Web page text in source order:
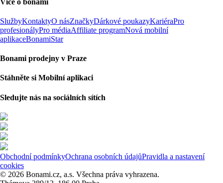
SlužbyKontaktyO násZnačkyDárkové poukazyKariéraPro
profesionályPro médiaAffiliate programNová mobilní
aplikaceBonamiStar
Bonami prodejny v Praze
Stáhněte si Mobilní aplikaci
Sledujte nás na sociálních sítích
Obchodní podmínkyOchrana osobních údajůPravidla a nastavení
cookies
© 2026 Bonami.cz, a.s. Všechna práva vyhrazena.